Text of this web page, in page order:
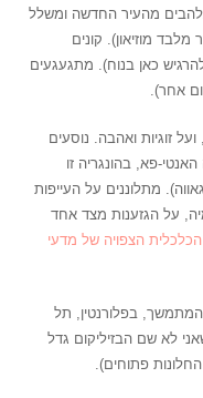
מהעיר החדשה ומשלל
מוזיאון). קונים
כאן בנוח). מתגעגעים
אחר).
זוגיות ואהבה. נוסעים
פא, בהונגריה זו
מתלוננים על העייפות
על הגזענות מצד אחד
הצפויה של מדעי
בפלורנטין, תל
לא שם הבזיליקום גדל
פתוחים).